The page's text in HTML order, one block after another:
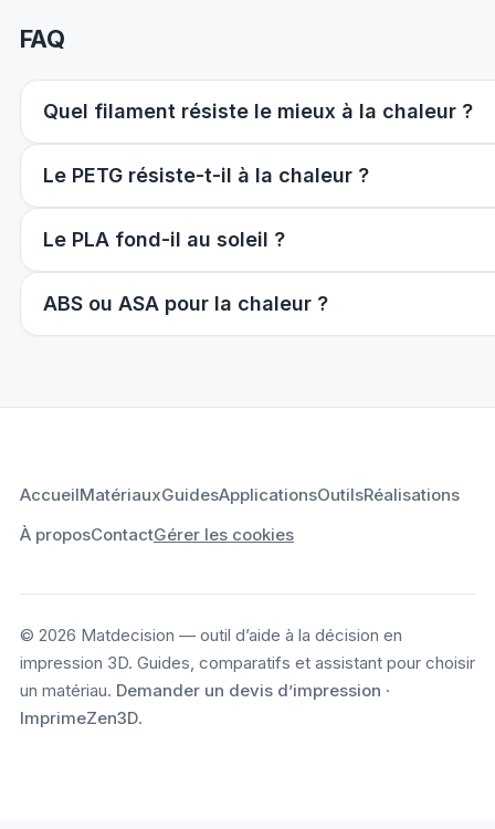
FAQ
Quel filament résiste le mieux à la chaleur ?
Le PETG résiste-t-il à la chaleur ?
Le PLA fond-il au soleil ?
ABS ou ASA pour la chaleur ?
AccueilMatériauxGuidesApplicationsOutilsRéalisations
À proposContactGérer les cookies
© 2026 Matdecision — outil d’aide à la décision en
impression 3D. Guides, comparatifs et assistant pour choisir
un matériau. Demander un devis d’impression ·
ImprimeZen3D.